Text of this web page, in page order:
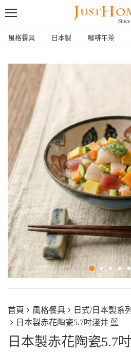
風格餐具 日本製 咖啡午茶
首頁 風格餐具 日式/日本製系列
日本製赤花陶瓷5.7吋淺井 藍
日本製赤花陶瓷5.7